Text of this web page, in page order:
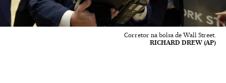
Corretor na bolsa de Wall Street.
RICHARD DREW (AP)